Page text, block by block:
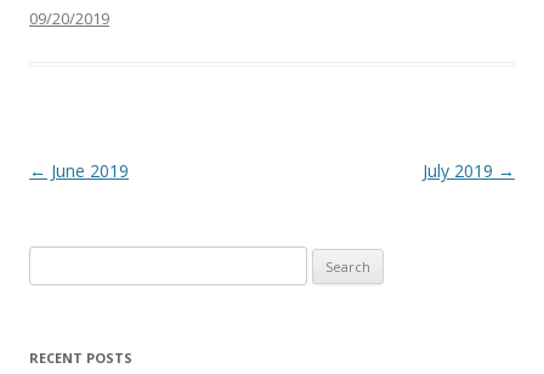
09/20/2019
Post navigation
← June 2019 July 2019 →
RECENT POSTS